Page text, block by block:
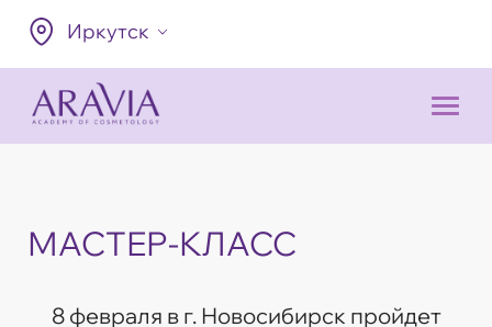
Иркутск
МАСТЕР-КЛАСС
8 февраля в г. Новосибирск пройдет